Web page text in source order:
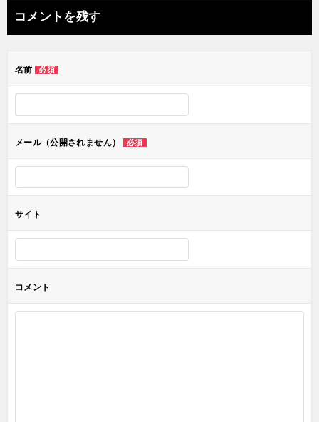
ナ
ビ
ー
ン
コメントを残す
名前 必須
メール（公開されません） 必須
サイト
コメント